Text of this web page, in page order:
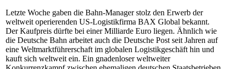
Letzte Woche gaben die Bahn-Manager stolz den Erwerb der
weltweit operierenden US-Logistikfirma BAX Global bekannt.
Der Kaufpreis dürfte bei einer Milliarde Euro liegen. Ähnlich wie
die Deutsche Bahn arbeitet auch die Deutsche Post seit Jahren auf
eine Weltmarktführerschaft im globalen Logistikgeschäft hin und
kauft sich weltweit ein. Ein gnadenloser weltweiter